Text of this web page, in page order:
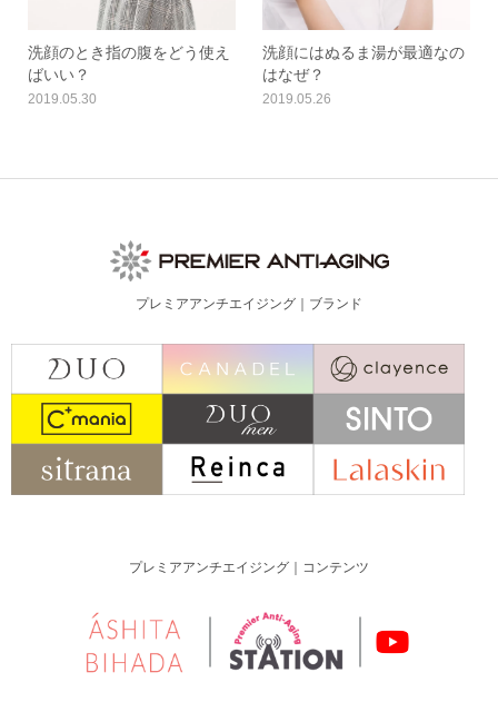
洗顔のとき指の腹をどう使え
ばいい？
2019.05.30
洗顔にはぬるま湯が最適なの
はなぜ？
2019.05.26
プレミアアンチエイジング｜ブランド
プレミアアンチエイジング｜コンテンツ